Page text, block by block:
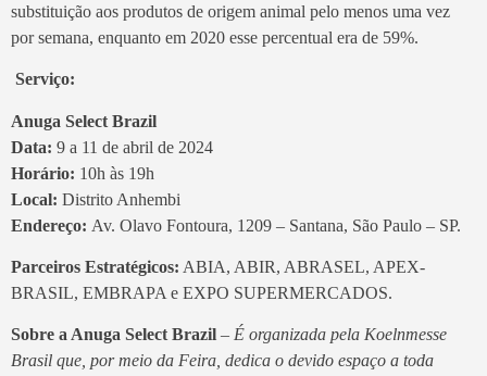
substituição aos produtos de origem animal pelo menos uma vez
por semana, enquanto em 2020 esse percentual era de 59%.
Serviço:
Anuga Select Brazil
Data: 9 a 11 de abril de 2024
Horário: 10h às 19h
Local: Distrito Anhembi
Endereço: Av. Olavo Fontoura, 1209 – Santana, São Paulo – SP.
Parceiros Estratégicos: ABIA, ABIR, ABRASEL, APEX-
BRASIL, EMBRAPA e EXPO SUPERMERCADOS.
Sobre a Anuga Select Brazil – É organizada pela Koelnmesse
Brasil que, por meio da Feira, dedica o devido espaço a toda